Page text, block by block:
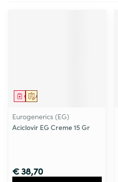
Op voorschrift
Geneesmiddel
Eurogenerics (EG)
Aciclovir EG Creme 15 Gr
€ 38,70